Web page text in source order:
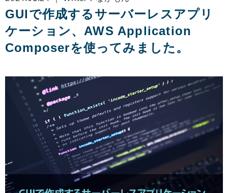
GUIで作成するサーバーレスアプリ
ケーション、AWS Application
Composerを使ってみました。